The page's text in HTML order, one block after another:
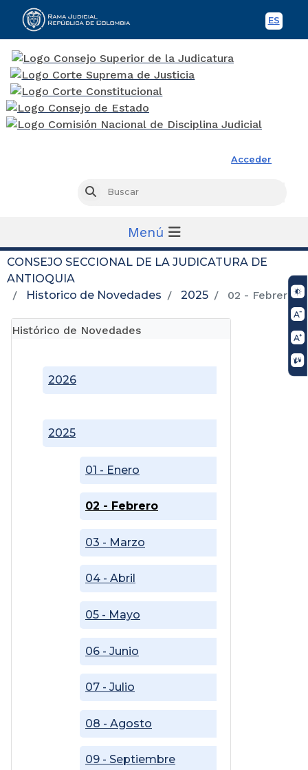
ES
Acceder
Buscar
Menú
CONSEJO SECCIONAL DE LA JUDICATURA DE
ANTIOQUIA
Historico de Novedades
2025 02 - Febrero
Histórico de Novedades
2025
01 - Enero
02 - Febrero
03 - Marzo
04 - Abril
05 - Mayo
06 - Junio
07 - Julio
08 - Agosto
09 - Septiembre
2026